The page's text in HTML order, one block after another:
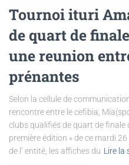
Tournoi ituri
de quart de
une reunion
prénantes
Selon la cellule de
rencontre entre le cefibia,
clubs qualifiés de quart de
première édition » de ce mardi
de l’ entité, les affiches du Lire la